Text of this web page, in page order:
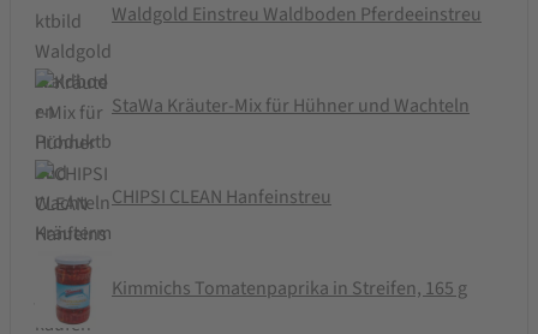
Waldgold Einstreu Waldboden Pferdeeinstreu
StaWa Kräuter-Mix für Hühner und Wachteln
CHIPSI CLEAN Hanfeinstreu
Kimmichs Tomatenpaprika in Streifen, 165 g